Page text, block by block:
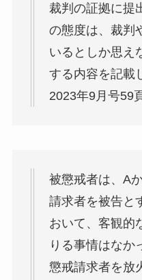
裁判の証拠に提
の態度は、裁判
いるとしか思え
する内容を記載
2023年9月号59
被懲戒者は、A
請求者を被告と
おいて、客観的
りる事情はなか
懲戒請求者を放